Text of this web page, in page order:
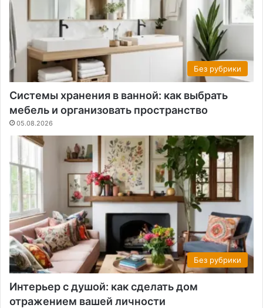
Без рубрики
Системы хранения в ванной: как выбрать
мебель и организовать пространство
05.08.2026
Без рубрики
Интерьер с душой: как сделать дом
отражением вашей личности